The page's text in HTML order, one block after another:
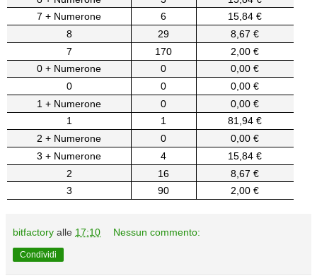
7 + Numerone
6
15,84 €
8
29
8,67 €
7
170
2,00 €
0 + Numerone
0
0,00 €
0
0
0,00 €
1 + Numerone
0
0,00 €
1
1
81,94 €
2 + Numerone
0
0,00 €
3 + Numerone
4
15,84 €
2
16
8,67 €
3
90 2,00 €
bitfactory alle 17:10 Nessun commento:
Condividi